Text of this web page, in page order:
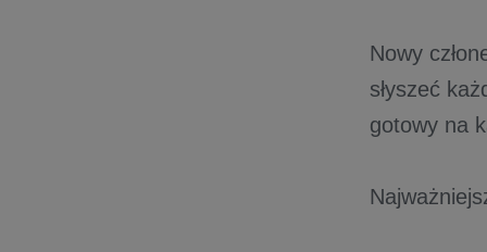
Nowy
słyszeć
gotowy na